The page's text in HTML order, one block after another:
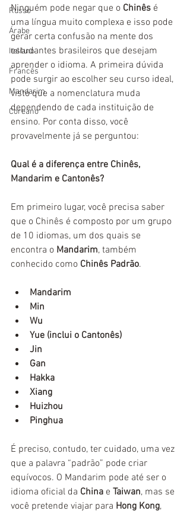
Russo
Árabe
Italiano
Francês
Mandarim
Coreano
Ninguém pode negar que o Chinês é
uma língua muito complexa e isso pode
gerar certa confusão na mente dos
estudantes brasileiros que desejam
aprender o idioma. A primeira dúvida
pode surgir ao escolher seu curso ideal,
visto que a nomenclatura muda
dependendo de cada instituição de
ensino. Por conta disso, você
provavelmente já se perguntou:
Qual é a diferença entre Chinês,
Mandarim e Cantonês?
Em primeiro lugar, você precisa saber
que o Chinês é composto por um grupo
de 10 idiomas, um dos quais se
encontra o Mandarim, também
conhecido como Chinês Padrão.
Mandarim
Min
Wu
Yue (inclui o Cantonês)
Jin
Gan
Hakka
Xiang
Huizhou
Pinghua
É preciso, contudo, ter cuidado, uma vez
que a palavra “padrão” pode criar
equívocos. O Mandarim pode até ser o
idioma oficial da China e Taiwan, mas se
você pretende viajar para Hong Kong,